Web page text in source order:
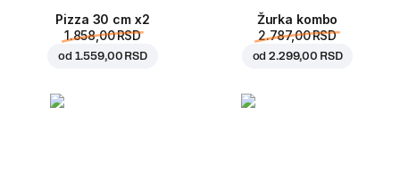
Pizza 30 cm x2
1.858,00 RSD
od 1.559,00 RSD
Žurka kombo
2.787,00 RSD
od2.299,00 RSD